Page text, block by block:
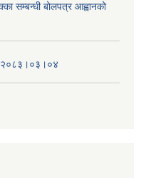
सम्बन्धी बोलपत्र आह्वानको
२०८३।०३।०४